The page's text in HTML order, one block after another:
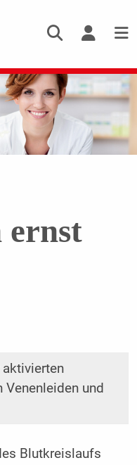
ernst
aktivierten
und
Blutkreislaufs